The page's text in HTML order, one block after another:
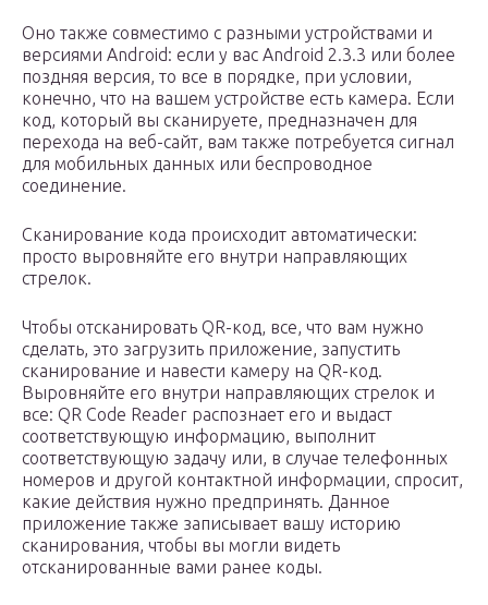
Оно также совместимо с разными устройствами и
версиями Android: если у вас Android 2.3.3 или более
поздняя версия, то все в порядке, при условии,
конечно, что на вашем устройстве есть камера. Если
код, который вы сканируете, предназначен для
перехода на веб-сайт, вам также потребуется сигнал
для мобильных данных или беспроводное
соединение.
Сканирование кода происходит автоматически:
просто выровняйте его внутри направляющих
стрелок.
Чтобы отсканировать QR-код, все, что вам нужно
сделать, это загрузить приложение, запустить
сканирование и навести камеру на QR-код.
Выровняйте его внутри направляющих стрелок и
все: QR Code Reader распознает его и выдаст
соответствующую информацию, выполнит
соответствующую задачу или, в случае телефонных
номеров и другой контактной информации, спросит,
какие действия нужно предпринять. Данное
приложение также записывает вашу историю
сканирования, чтобы вы могли видеть
отсканированные вами ранее коды.